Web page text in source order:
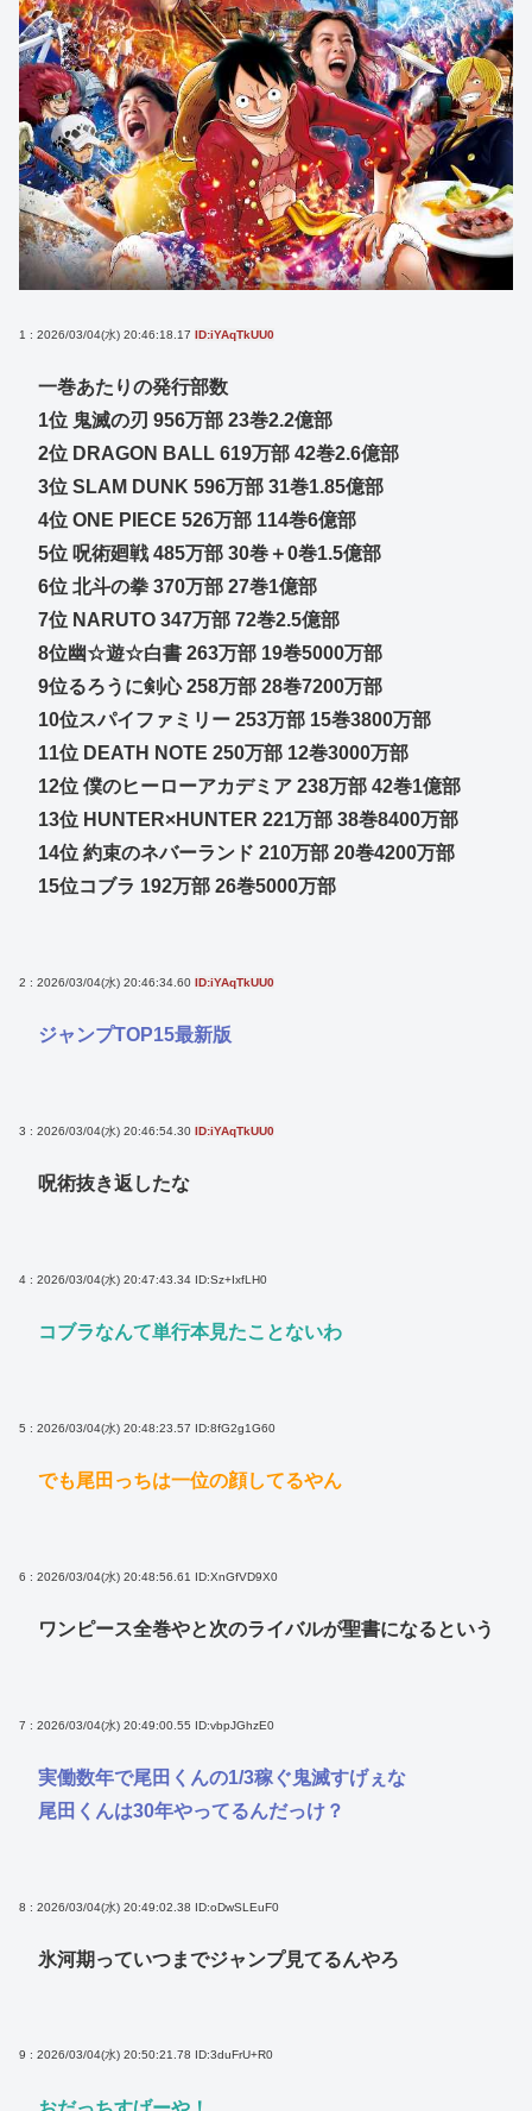
1 : 2026/03/04(水) 20:46:18.17 ID:iYAqTkUU0
一巻あたりの発行部数
1位 鬼滅の刃 956万部 23巻2.2億部
2位 DRAGON BALL 619万部 42巻2.6億部
3位 SLAM DUNK 596万部 31巻1.85億部
4位 ONE PIECE 526万部 114巻6億部
5位 呪術廻戦 485万部 30巻＋0巻1.5億部
6位 北斗の拳 370万部 27巻1億部
7位 NARUTO 347万部 72巻2.5億部
8位幽☆遊☆白書 263万部 19巻5000万部
9位るろうに剣心 258万部 28巻7200万部
10位スパイファミリー 253万部 15巻3800万部
11位 DEATH NOTE 250万部 12巻3000万部
12位 僕のヒーローアカデミア 238万部 42巻1億部
13位 HUNTER×HUNTER 221万部 38巻8400万部
14位 約束のネバーランド 210万部 20巻4200万部
15位コブラ 192万部 26巻5000万部
2 : 2026/03/04(水) 20:46:34.60 ID:iYAqTkUU0
ジャンプTOP15最新版
3 : 2026/03/04(水) 20:46:54.30 ID:iYAqTkUU0
呪術抜き返したな
4 : 2026/03/04(水) 20:47:43.34 ID:Sz+IxfLH0
コブラなんて単行本見たことないわ
5 : 2026/03/04(水) 20:48:23.57 ID:8fG2g1G60
でも尾田っちは一位の顔してるやん
6 : 2026/03/04(水) 20:48:56.61 ID:XnGfVD9X0
ワンピース全巻やと次のライバルが聖書になるという
7 : 2026/03/04(水) 20:49:00.55 ID:vbpJGhzE0
実働数年で尾田くんの1/3稼ぐ鬼滅すげぇな
尾田くんは30年やってるんだっけ？
8 : 2026/03/04(水) 20:49:02.38 ID:oDwSLEuF0
氷河期っていつまでジャンプ見てるんやろ
9 : 2026/03/04(水) 20:50:21.78 ID:3duFrU+R0